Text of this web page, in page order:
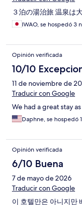
３泊の湯治旅 温泉は
IWAO, se hospedó 3
Opinión verificada
10/10
11 de noviembre de
Traducir con Google
We had a great stay
Daphne, se hospedó
Opinión verificada
6/10 Buena
7 de mayo de 2026
Traducir con Google
이 호텔만은 아니지만